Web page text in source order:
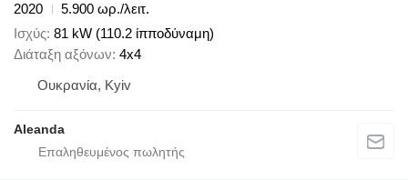
2020
5.900 ωρ./λειτ.
Ισχύς 81 kW (110.2 ίπποδύναμη)
Διάταξη αξόνων 4x4
Ουκρανία, Kyiv
Aleanda